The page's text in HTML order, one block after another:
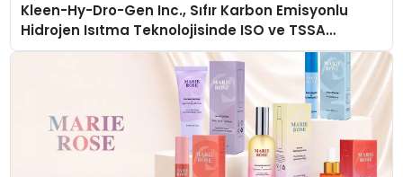
Kleen-Hy-Dro-Gen Inc., Sıfır Karbon Emisyonlu
Hidrojen Isıtma Teknolojisinde ISO ve TSSA
Düzenleyici Onaylarını Aldı